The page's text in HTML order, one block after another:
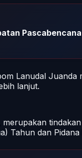
Lanudal
lanjut.
Tahun dan